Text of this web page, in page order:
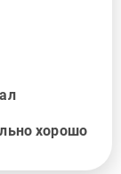
хорошо